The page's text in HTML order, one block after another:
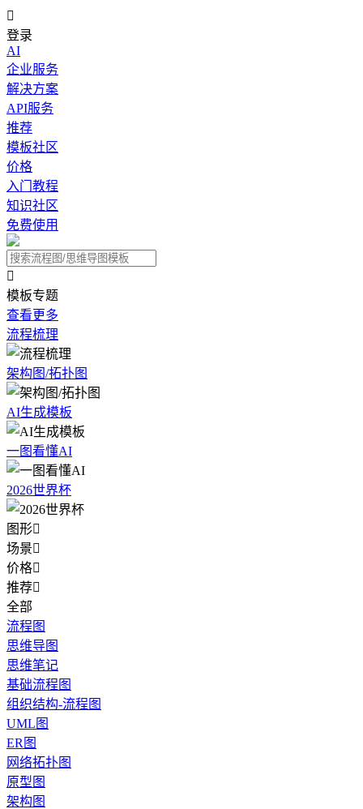

登录
AI
企业服务
解决方案
API服务
推荐
模板社区
价格
入门教程
知识社区
免费使用

模板专题
查看更多
流程梳理
架构图/拓扑图
AI生成模板
一图看懂AI
2026世界杯
图形
场景
价格
推荐
全部
流程图
思维导图
思维笔记
基础流程图
组织结构-流程图
UML图
ER图
网络拓扑图
原型图
架构图